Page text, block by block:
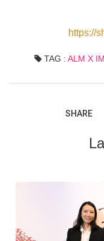
https://
TAG : ALM X
SHARE